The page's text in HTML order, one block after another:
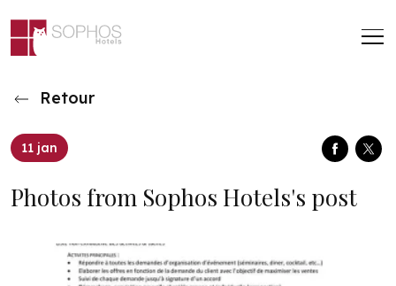
Retour
11 jan
Photos from Sophos Hotels's post